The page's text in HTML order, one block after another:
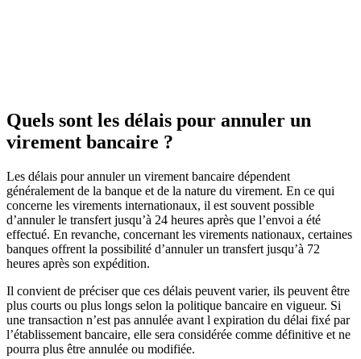
Quels sont les délais pour annuler un
virement bancaire ?
Les délais pour annuler un virement bancaire dépendent
généralement de la banque et de la nature du virement. En ce qui
concerne les virements internationaux, il est souvent possible
d’annuler le transfert jusqu’à 24 heures après que l’envoi a été
effectué. En revanche, concernant les virements nationaux, certaines
banques offrent la possibilité d’annuler un transfert jusqu’à 72
heures après son expédition.
Il convient de préciser que ces délais peuvent varier, ils peuvent être
plus courts ou plus longs selon la politique bancaire en vigueur. Si
une transaction n’est pas annulée avant l expiration du délai fixé par
l’établissement bancaire, elle sera considérée comme définitive et ne
pourra plus être annulée ou modifiée.